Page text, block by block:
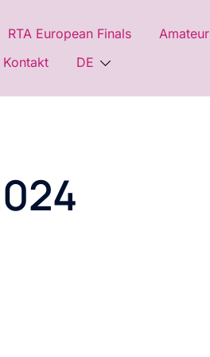
RTA European Finals Amateur
Kontakt DE